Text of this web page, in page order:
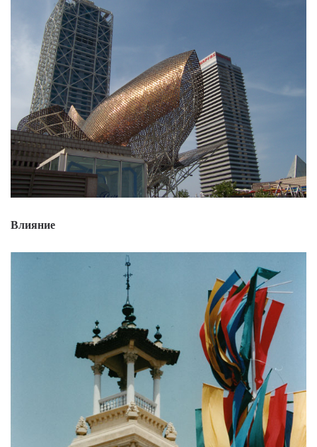
Влияние